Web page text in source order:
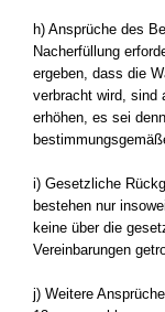
h) Ansprüche des
Nacherfüllung
ergeben, dass die
verbracht wird, sind
erhöhen, es sei
i) Gesetzliche
bestehen nur
keine über die
Vereinbarungen
j) Weitere